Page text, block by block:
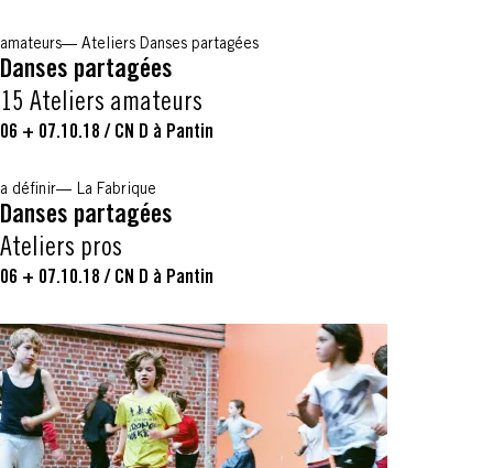
amateurs Ateliers Danses partagées
Danses partagées
15 Ateliers amateurs
06 + 07.10.18 / CN D à Pantin
a définir La Fabrique
Danses partagées
Ateliers pros
06 + 07.10.18 / CN D à Pantin